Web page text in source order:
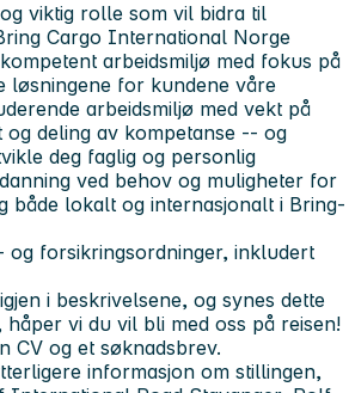
viktig rolle som vil bidra til
Cargo International Norge
arbeidsmiljø med fokus på
løsningene for kundene våre
arbeidsmiljø med vekt på
og deling av kompetanse -- og
deg faglig og personlig
ved behov og muligheter for
både lokalt og internasjonalt i Bring-
og forsikringsordninger, inkludert
i beskrivelsene, og synes dette
vi du vil bli med oss på reisen!
CV og et søknadsbrev.
informasjon om stillingen,